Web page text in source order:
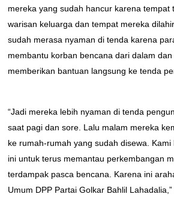
mereka yang sudah hancur karena tempat
warisan keluarga dan tempat mereka
sudah merasa nyaman di tenda karena
membantu korban bencana dari dalam
memberikan bantuan langsung ke tenda
“Jadi mereka lebih nyaman di tenda
saat pagi dan sore. Lalu malam mereka
ke rumah-rumah yang sudah disewa. Kami
ini untuk terus memantau perkembangan
terdampak pasca bencana. Karena ini
Umum DPP Partai Golkar Bahlil Lahadalia,”